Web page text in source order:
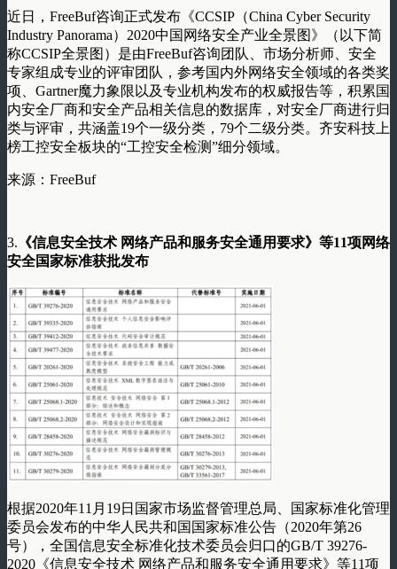
近日，FreeBuf咨询正式发布《CCSIP（China Cyber Security
Industry Panorama）2020中国网络安全产业全景图》（以下简
称CCSIP全景图）是由FreeBuf咨询团队、市场分析师、安全
专家组成专业的评审团队，参考国内外网络安全领域的各类奖
项、Gartner魔力象限以及专业机构发布的权威报告等，积累国
内安全厂商和安全产品相关信息的数据库，对安全厂商进行归
类与评审，共涵盖19个一级分类，79个二级分类。齐安科技上
榜工控安全板块的“工控安全检测”细分领域。
来源：FreeBuf
3. 《信息安全技术 网络产品和服务安全通用要求》等11项网络
安全国家标准获批发布
根据2020年11月19日国家市场监督管理总局、国家标准化管理
委员会发布的中华人民共和国国家标准公告（2020年第26
号），全国信息安全标准化技术委员会归口的GB/T 39276-
2020《信息安全技术 网络产品和服务安全通用要求》等11项